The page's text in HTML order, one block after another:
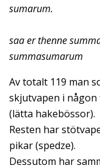
saa er thenne
summasumarum
Av totalt 119 man
skjutvapen i
(lätta hakebössor).
Resten har
pikar (spedze).
Dessutom har